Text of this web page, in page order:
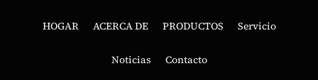
HOGAR ACERCA DE PRODUCTOS Servicio
Noticias Contacto